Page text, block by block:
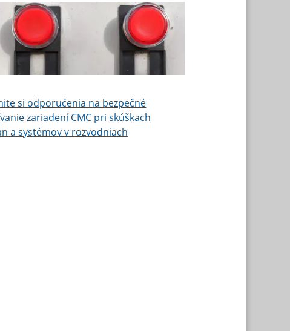
si odporučenia na bezpečné
zariadení CMC pri skúškach
a systémov v rozvodniach